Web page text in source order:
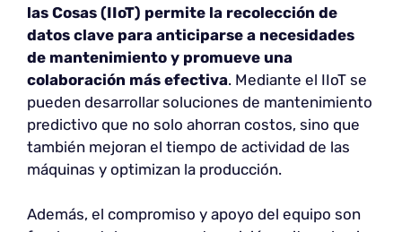
las Cosas (IIoT) permite la recolección de
datos clave para anticiparse a necesidades
de mantenimiento y promueve una
colaboración más efectiva. Mediante el IIoT se
pueden desarrollar soluciones de mantenimiento
predictivo que no solo ahorran costos, sino que
también mejoran el tiempo de actividad de las
máquinas y optimizan la producción.
Además, el compromiso y apoyo del equipo son